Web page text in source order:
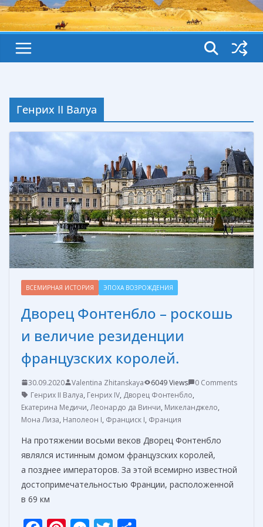
Генрих II Валуа
ВСЕМИРНАЯ ИСТОРИЯ ЭПОХА ВОЗРОЖДЕНИЯ
Дворец Фонтенбло – роскошь
и величие резиденции
французских королей.
30.09.2020 Valentina Zhitanskaya 6049 Views
0 Comments
Генрих II Валуа, Генрих IV, Дворец Фонтенбло,
Екатерина Медичи,Леонардо да Винчи, Микеланджело,
Мона Лиза, Наполеон I, Франциск I, Франция
На протяжении восьми веков Дворец Фонтенбло
являлся истинным домом французских королей,
а позднее императоров. За этой всемирно известной
достопримечательностью Франции, расположенной
в 69 км